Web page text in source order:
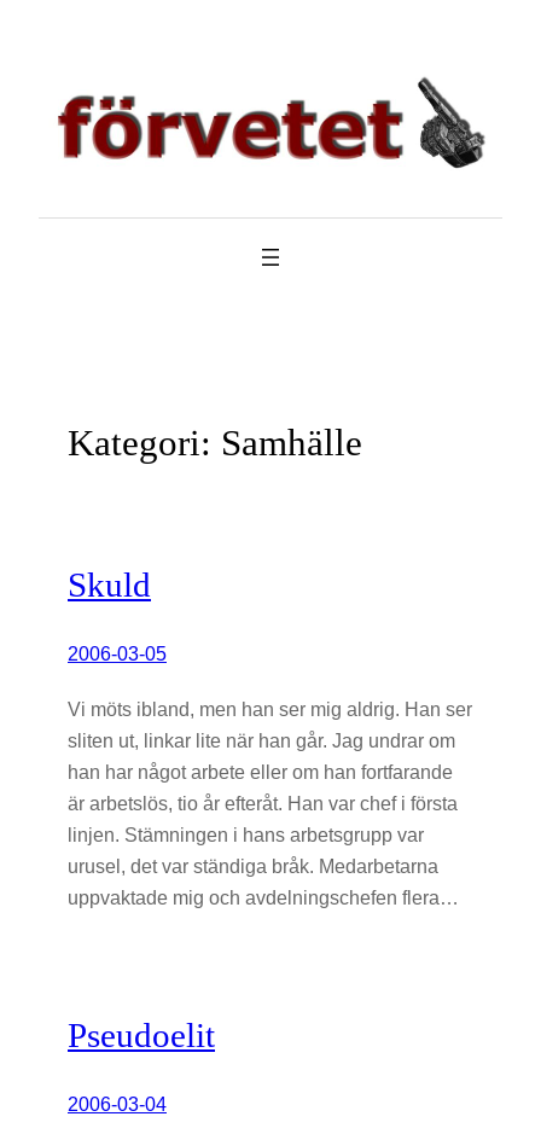
Kategori: Samhälle
Skuld
2006-03-05
Vi möts ibland, men han ser mig aldrig. Han ser
sliten ut, linkar lite när han går. Jag undrar om
han har något arbete eller om han fortfarande
är arbetslös, tio år efteråt. Han var chef i första
linjen. Stämningen i hans arbetsgrupp var
urusel, det var ständiga bråk. Medarbetarna
uppvaktade mig och avdelningschefen flera…
Pseudoelit
2006-03-04